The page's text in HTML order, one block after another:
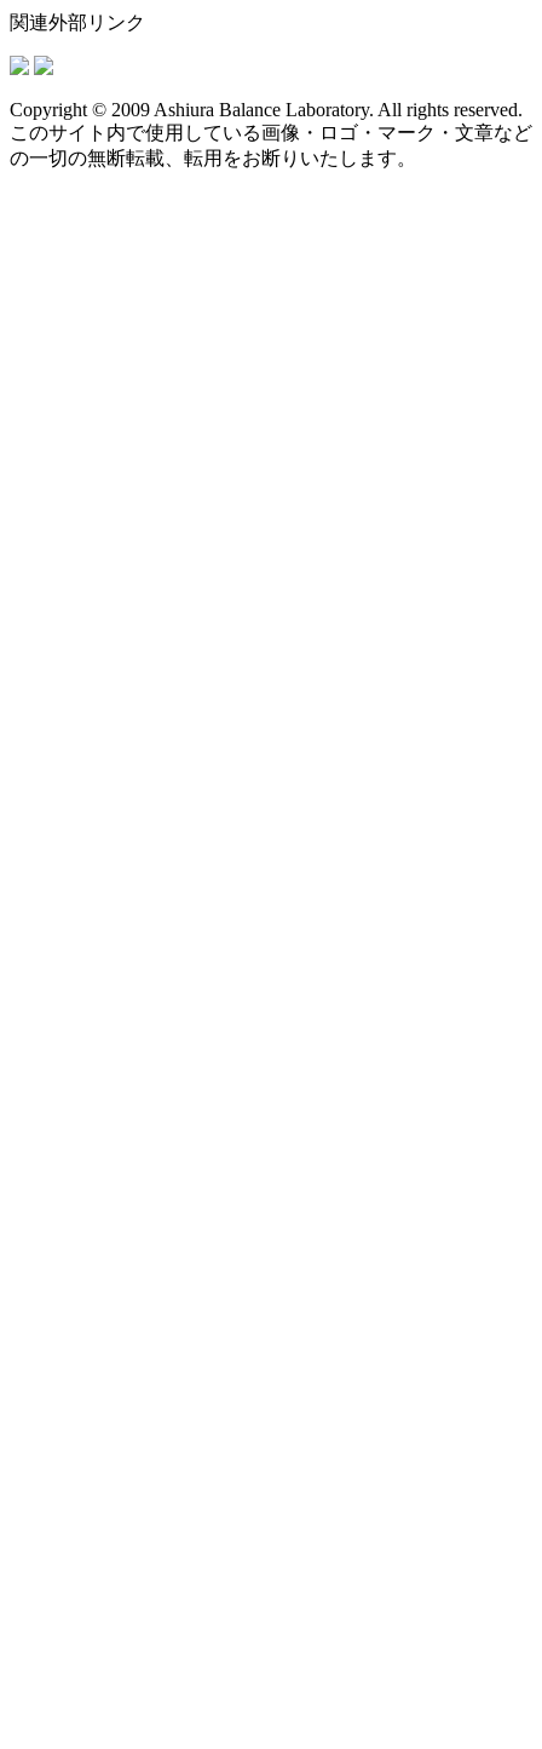
関連外部リンク
Copyright © 2009 Ashiura Balance Laboratory. All rights reserved.
このサイト内で使用している画像・ロゴ・マーク・文章など
の一切の無断転載、転用をお断りいたします。